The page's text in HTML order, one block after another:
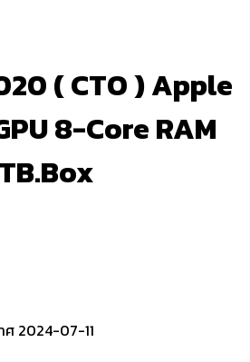
( CTO ) Apple
8-Core RAM
ศ 2024-07-11